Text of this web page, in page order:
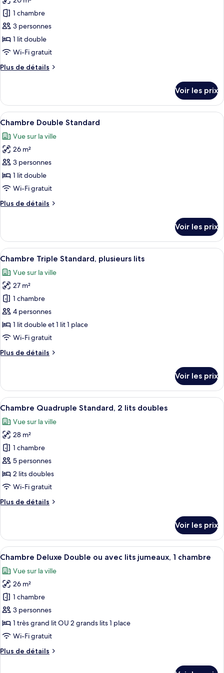
place
Standard,
lit
une
place
pour
ce
type
de
chambre :
Chambre
1
chambre
1 chambre
3 personnes
1 lit double
Wi-Fi gratuit
Plus de détails
Plus
le
type
de
Chambre
Double
Élite,
chambre
Voir les prix
Afficher
toutes
les
photos
pour
ce
type
chambre :
Standard
Une chambre moderne avec un
15
Chambre Double Standard
Vue sur la ville
26 m²
3 personnes
1 lit double
Wi-Fi gratuit
Plus de détails
Plus
le
type
de
Chambre
Double
Standard
Voir les prix
Afficher
toutes
les
photos
pour
ce
type
de
chambre :
Chambre
plusieurs
lits
Une chambre d’hôtel moderne avec
10
Chambre Triple Standard, plusieurs lits
Vue sur la ville
27 m²
1 chambre
4 personnes
1 lit double et 1 lit 1 place
Wi-Fi gratuit
Plus de détails
Plus
le
type
de
Chambre
Triple
Standard,
plusieurs
lits
Voir les prix
Afficher
toutes
les
photos
pour
ce
type
de
chambre :
Chambre
2
lits
doubles
Chambre Quadruple Standard, 2
11
Chambre Quadruple Standard, 2 lits doubles
Vue sur la ville
28 m²
1 chambre
5 personnes
2 lits doubles
Wi-Fi gratuit
Plus de détails
Plus
le
type
de
Chambre
Quadruple
Standard,
2
lits
doubles
Voir les prix
Afficher
toutes
les
photos
pour
ce
type
de
chambre :
Chambre
Une chambre d’hôtel moderne,
5
Chambre Deluxe Double ou avec lits jumeaux, 1 chambre
Vue sur la ville
26 m²
1 chambre
3 personnes
1 très grand lit OU 2 grands lits 1 place
Wi-Fi gratuit
Plus de détails
Plus